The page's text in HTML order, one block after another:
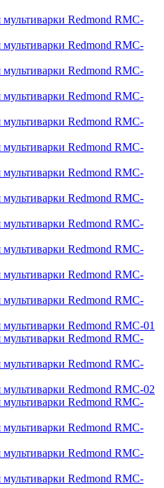
мультиварки Redmond RMC-
мультиварки Redmond RMC-
мультиварки Redmond RMC-
мультиварки Redmond RMC-
мультиварки Redmond RMC-
мультиварки Redmond RMC-
мультиварки Redmond RMC-
мультиварки Redmond RMC-
мультиварки Redmond RMC-
мультиварки Redmond RMC-
мультиварки Redmond RMC-
мультиварки Redmond RMC-
мультиварки Redmond RMC-01
мультиварки Redmond RMC-
мультиварки Redmond RMC-
мультиварки Redmond RMC-02
мультиварки Redmond RMC-
мультиварки Redmond RMC-
мультиварки Redmond RMC-
мультиварки Redmond RMC-